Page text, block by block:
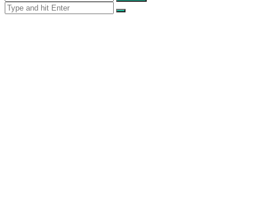
Close
Search